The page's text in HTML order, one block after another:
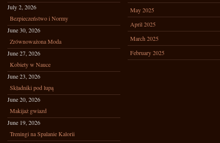
July 2, 2026
Bezpieczeństwo i Normy
June 30, 2026
Zrównoważona Moda
June 27, 2026
Kobiety w Nauce
June 23, 2026
Składniki pod lupą
June 20, 2026
Makijaż gwiazd
June 19, 2026
Treningi na Spalanie Kalorii
May 2025
April 2025
March 2025
February 2025